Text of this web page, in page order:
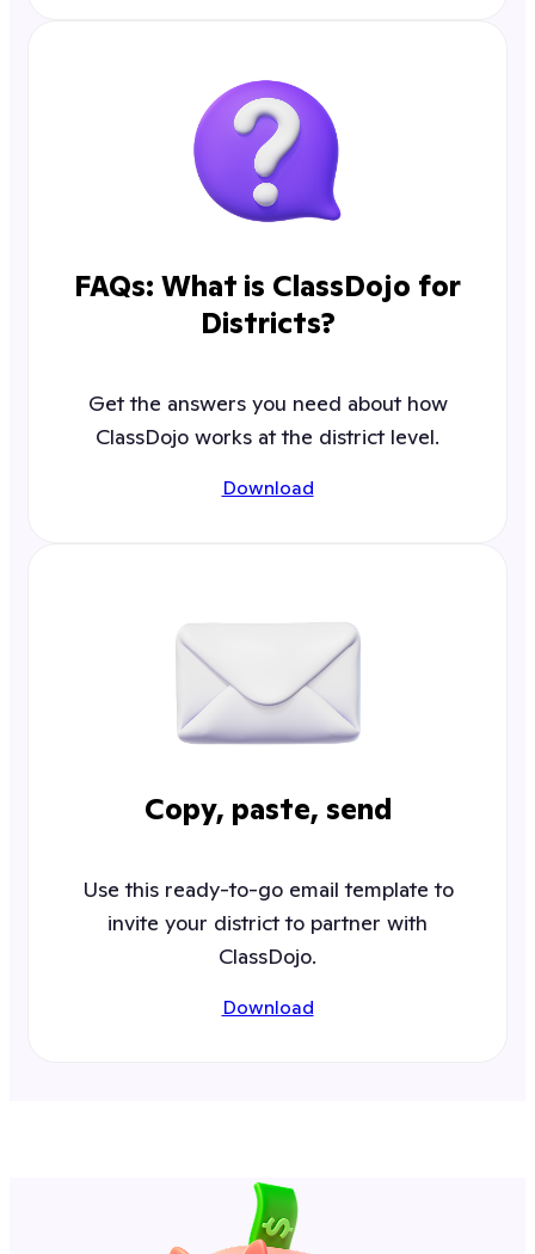
FAQs: What is ClassDojo for
Districts?
Get the answers you need about how
ClassDojo works at the district level.
Download
Copy, paste, send
Use this ready-to-go email template to
invite your district to partner with
ClassDojo.
Download